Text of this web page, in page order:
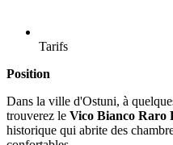
Tarifs
Position
Dans la ville d'Ostuni, à
trouverez le Vico Bianco Raro
historique qui abrite des